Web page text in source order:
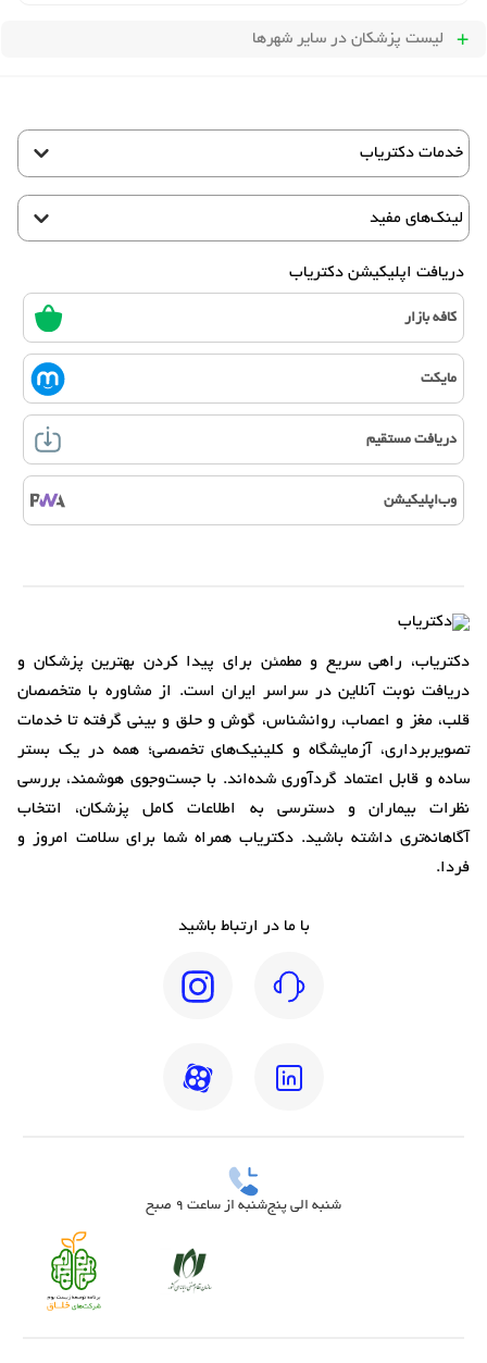
لیست پزشکان در سایر شهرها
خدمات دکتریاب
لینک‌های مفید
دریافت اپلیکیشن دکتریاب
کافه بازار
مایکت
دریافت مستقیم
وب‌اپلیکیشن
دکتریاب، راهی سریع و مطمئن برای پیدا کردن بهترین پزشکان و
دریافت نوبت آنلاین در سراسر ایران است. از مشاوره با متخصصان
قلب، مغز و اعصاب، روانشناس، گوش و حلق و بینی گرفته تا خدمات
تصویربرداری، آزمایشگاه و کلینیک‌های تخصصی؛ همه در یک بستر
ساده و قابل اعتماد گردآوری شده‌اند. با جست‌وجوی هوشمند، بررسی
نظرات بیماران و دسترسی به اطلاعات کامل پزشکان، انتخاب
آگاهانه‌تری داشته باشید. دکتریاب همراه شما برای سلامت امروز و
فردا.
با ما در ارتباط باشید
شنبه الی پنج‌شنبه از ساعت 9 صبح